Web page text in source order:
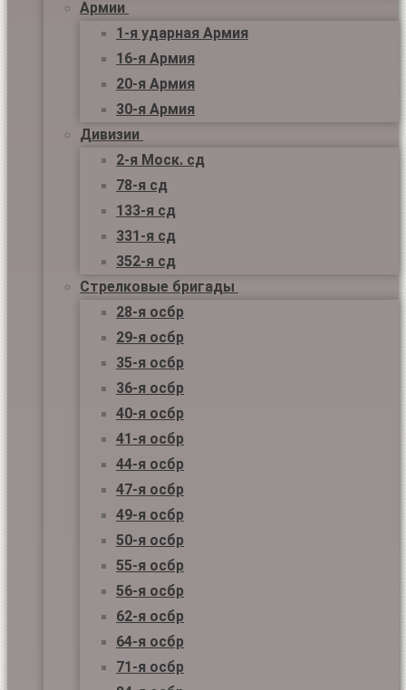
Армии
1-я ударная Армия
16-я Армия
20-я Армия
30-я Армия
Дивизии
2-я Моск. сд
78-я сд
133-я сд
331-я сд
352-я сд
Стрелковые бригады
28-я осбр
29-я осбр
35-я осбр
36-я осбр
40-я осбр
41-я осбр
44-я осбр
47-я осбр
49-я осбр
50-я осбр
55-я осбр
56-я осбр
62-я осбр
64-я осбр
71-я осбр